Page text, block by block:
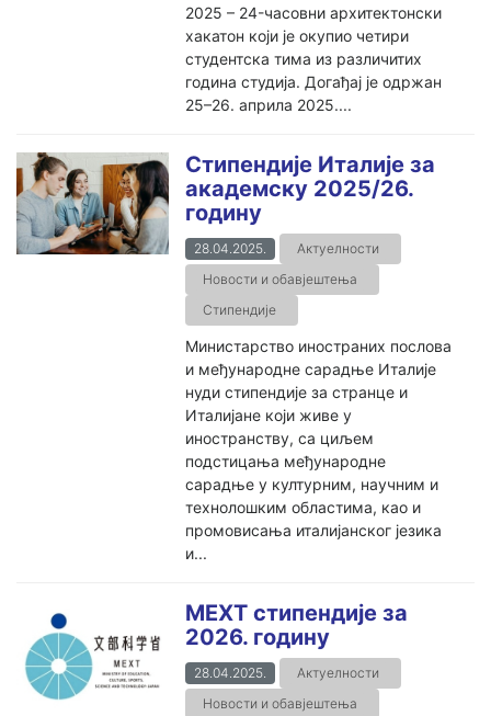
2025 – 24-часовни архитектонски
хакатон који је окупио четири
студентска тима из различитих
година студија. Догађај је одржан
25–26. априла 2025....
Стипендије Италије за
академску 2025/26.
годину
28.04.2025.
Актуелности
Новости и обавјештења
Стипендије
Министарство иностраних послова
и међународне сарадње Италије
нуди стипендије за странце и
Италијане који живе у
иностранству, са циљем
подстицања међународне
сарадње у културним, научним и
технолошким областима, као и
промовисања италијанског језика
и...
MEXT стипендије за
2026. годину
28.04.2025.
Актуелности
Новости и обавјештења